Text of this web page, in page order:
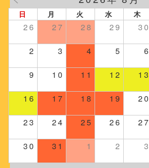
日 月 火 水 木
26 27 28 29 30
2 3 4 5 6
9 10 11 12 13
16 17 18 19 20
23 24 25 26 27
30 31 1 2 3